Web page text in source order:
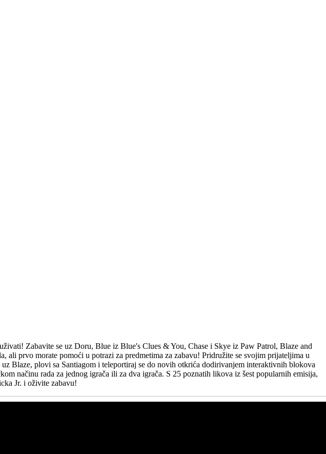
Zabavite se uz Doru, Blue iz Blue's Clues & You, Chase i Skye iz Paw Patrol, Blaze and
prvo morate pomoći u potrazi za predmetima za zabavu! Pridružite se svojim prijateljima u
Blaze, plovi sa Santiagom i teleportiraj se do novih otkrića dodirivanjem interaktivnih blokova
načinu rada za jednog igrača ili za dva igrača. S 25 poznatih likova iz šest popularnih emisija,
Jr. i oživite zabavu!